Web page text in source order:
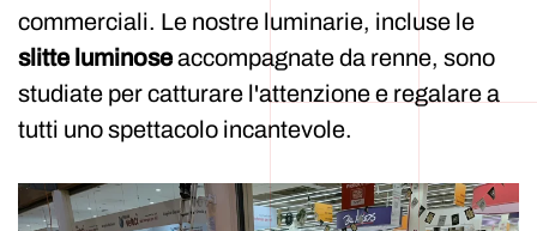
commerciali. Le nostre luminarie, incluse le
slitte luminoseaccompagnate da renne, sono
studiate per catturare l'attenzione e regalare a
tutti uno spettacolo incantevole.